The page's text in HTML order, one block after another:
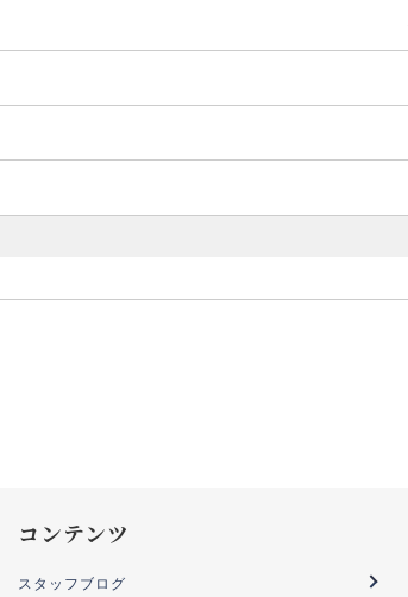
コンテンツ
スタッフブログ